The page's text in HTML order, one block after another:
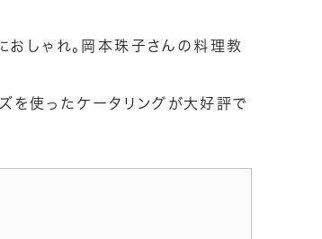
おしゃれ。岡本珠子さんの料理教
を使ったケータリングが大好評で